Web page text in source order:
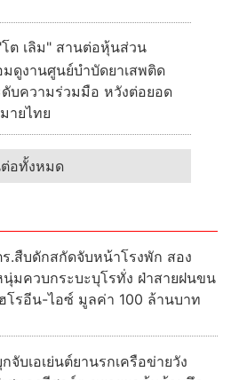
ต เลิม" สานต่อหุ้นส่วน
ดูงานศูนย์บำบัดยาเสพติด
บความร่วมมือ หวังต่อยอด
ายไทย
อทั้งหมด
ร.สืบดักสกัดจับหน้าโรงพัก สอง
มควบกระบะบุโรทั่ง ฝ่าสายฝนขน
ฮโรอีน-ไอซ์ มูลค่า 100 ล้านบาท
จับเอเย่นต์ยานรกเครือข่ายวัง